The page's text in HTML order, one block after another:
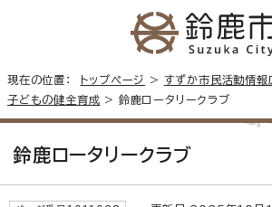
現在の位置： トップページ > すずか市民活動情報
子どもの健全育成 > 鈴鹿ロータリークラブ
鈴鹿ロータリークラブ